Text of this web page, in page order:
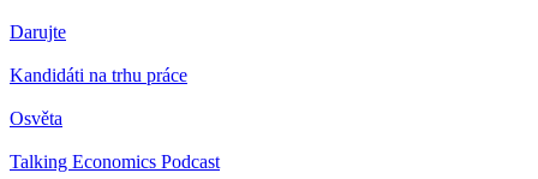
Darujte
Kandidáti na trhu práce
Osvěta
Talking Economics Podcast